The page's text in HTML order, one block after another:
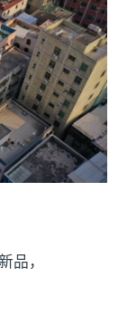
品，